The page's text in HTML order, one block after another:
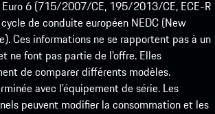
6 (715/2007/CE, 195/2013/CE, ECE-R
de conduite européen NEDC (New
Ces informations ne se rapportent pas à un
ne font pas partie de l’offre. Elles
de comparer différents modèles.
avec l’équipement de série. Les
peuvent modifier la consommation et les